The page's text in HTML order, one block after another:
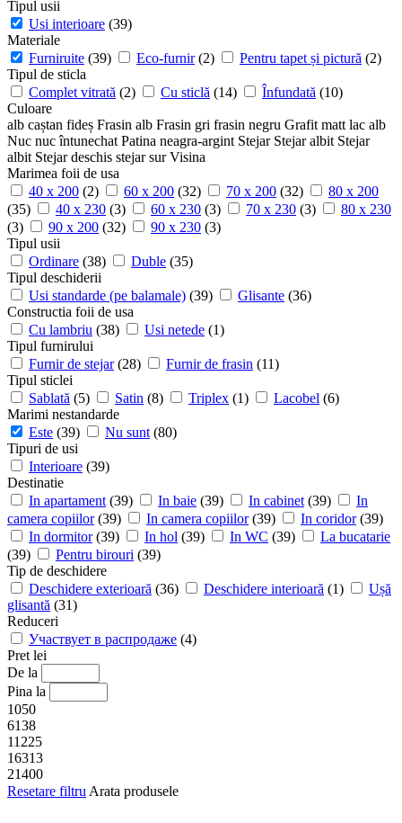
Tipul usii
Usi interioare (39)
Materiale
Furniruite (39) Eco-furnir (2) Pentru tapet și pictură (2)
Tipul de sticla
Complet vitrată (2) Cu sticlă (14) Înfundată (10)
Culoare
alb caștan fideș Frasin alb Frasin gri frasin negru Grafit matt lac alb
Nuc nuc întunechat Patina neagra-argint Stejar Stejar albit Stejar
albit Stejar deschis stejar surVisina
Marimea foii de usa
40 x 200 (2) 60 x 200 (32) 70 x 200 (32)
80 x 200
(35)
40 x 230 (3) 60 x 230 (3) 70 x 230 (3)
80 x 230
(3)
90 x 200 (32) 90 x 230 (3)
Tipul usii
Ordinare (38) Duble (35)
Tipul deschiderii
Usi standarde (pe balamale) (39) Glisante (36)
Constructia foii de usa
Cu lambriu (38) Usi netede (1)
Tipul furnirului
Furnir de stejar (28) Furnir de frasin (11)
Tipul sticlei
Sablată (5) Satin (8) Triplex (1) Lacobel (6)
Marimi nestandarde
Este (39) Nu sunt (80)
Tipuri de usi
Interioare (39)
Destinatie
In apartament (39) In baie (39) In cabinet (39)
In
camera copiilor (39) In camera copiilor (39) In coridor (39)
In dormitor (39) In hol (39) In WC (39)
La bucatarie
(39)
Pentru birouri (39)
Tip de deschidere
Deschidere exterioară (36) Deschidere interioară (1)
Ușă
glisantă (31)
Reduceri
Участвует в распродаже (4)
Pret lei
De la
Pina la
1050
6138
11225
16313
21400
Resetare filtru Arata produsele